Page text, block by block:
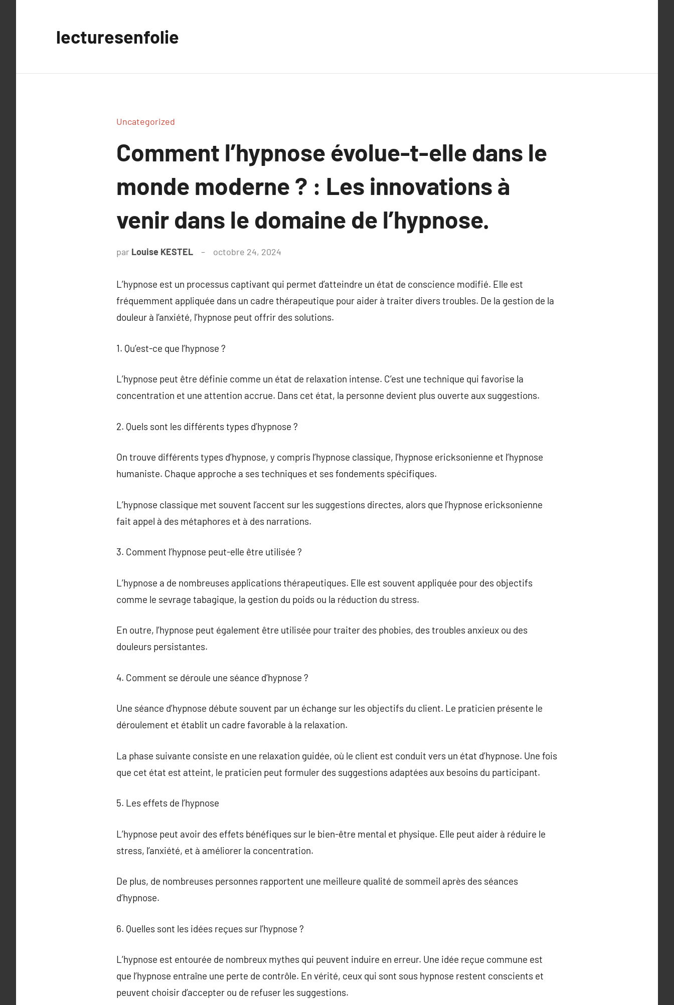
lecturesenfolie
Uncategorized
Comment l’hypnose évolue-t-elle dans le
monde moderne ? : Les innovations à
venir dans le domaine de l’hypnose.
par Louise KESTEL octobre 24, 2024
L’hypnose est un processus captivant qui permet d’atteindre un état de conscience modifié. Elle est
fréquemment appliquée dans un cadre thérapeutique pour aider à traiter divers troubles. De la gestion de la
douleur à l’anxiété, l’hypnose peut offrir des solutions.
1. Qu’est-ce que l’hypnose ?
L’hypnose peut être définie comme un état de relaxation intense. C’est une technique qui favorise la
concentration et une attention accrue. Dans cet état, la personne devient plus ouverte aux suggestions.
2. Quels sont les différents types d’hypnose ?
On trouve différents types d’hypnose, y compris l’hypnose classique, l’hypnose ericksonienne et l’hypnose
humaniste. Chaque approche a ses techniques et ses fondements spécifiques.
L’hypnose classique met souvent l’accent sur les suggestions directes, alors que l’hypnose ericksonienne
fait appel à des métaphores et à des narrations.
3. Comment l’hypnose peut-elle être utilisée ?
L’hypnose a de nombreuses applications thérapeutiques. Elle est souvent appliquée pour des objectifs
comme le sevrage tabagique, la gestion du poids ou la réduction du stress.
En outre, l’hypnose peut également être utilisée pour traiter des phobies, des troubles anxieux ou des
douleurs persistantes.
4. Comment se déroule une séance d’hypnose ?
Une séance d’hypnose débute souvent par un échange sur les objectifs du client. Le praticien présente le
déroulement et établit un cadre favorable à la relaxation.
La phase suivante consiste en une relaxation guidée, où le client est conduit vers un état d’hypnose. Une fois
que cet état est atteint, le praticien peut formuler des suggestions adaptées aux besoins du participant.
5. Les effets de l’hypnose
L’hypnose peut avoir des effets bénéfiques sur le bien-être mental et physique. Elle peut aider à réduire le
stress, l’anxiété, et à améliorer la concentration.
De plus, de nombreuses personnes rapportent une meilleure qualité de sommeil après des séances
d’hypnose.
6. Quelles sont les idées reçues sur l’hypnose ?
L’hypnose est entourée de nombreux mythes qui peuvent induire en erreur. Une idée reçue commune est
que l’hypnose entraîne une perte de contrôle. En vérité, ceux qui sont sous hypnose restent conscients et
peuvent choisir d’accepter ou de refuser les suggestions.